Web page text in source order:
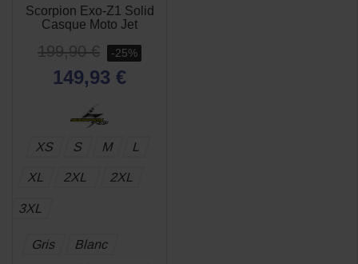
Scorpion Exo-Z1 Solid
Casque Moto Jet
199,90 € -25%
149,93 €
XS S M L
XL 2XL 2XL
3XL
Gris Blanc